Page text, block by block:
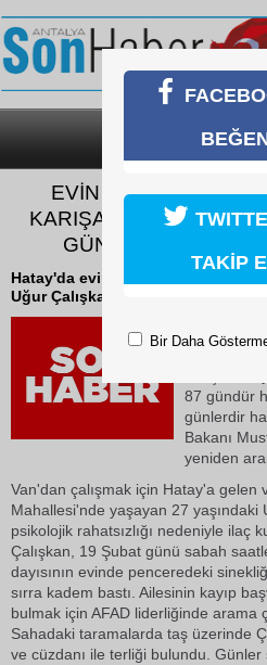
SON DAKİKA
EVİN CAMINDAN
KARIŞAN UĞUR İÇİN
GÜNLER SONRA
Hatay'da evin camından çıkarak
Uğur Çalışkan'dan 87 gündür haber
17 Mayıs
Hatay'da
karışan
87 gündür
günlerdir
Bakanı
yeniden
Van'dan çalışmak için Hatay'a gelen
Mahallesi'nde yaşayan 27 yaşındaki
psikolojik rahatsızlığı nedeniyle ilaç
Çalışkan, 19 Şubat günü sabah
dayısının evinde penceredeki
sırra kadem bastı. Ailesinin kayıp
bulmak için AFAD liderliğinde arama
Sahadaki taramalarda taş üzerinde
ve cüzdanı ile terliği bulundu. Günler
TAKİP
Bir Daha